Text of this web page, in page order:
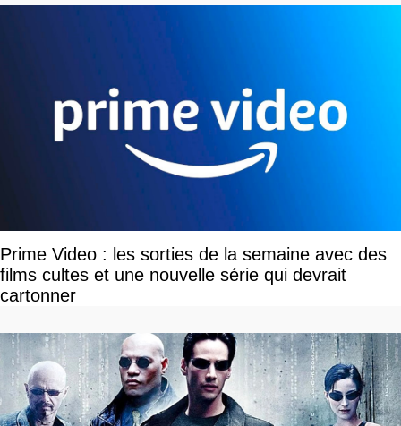
Prime Video : les sorties de la semaine avec des
films cultes et une nouvelle série qui devrait
cartonner